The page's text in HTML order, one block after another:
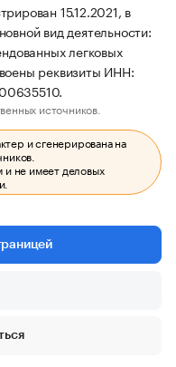
15.12.2021, в
вид деятельности:
легковых
реквизиты ИНН:
источников.
и сгенерирована на
и не имеет деловых